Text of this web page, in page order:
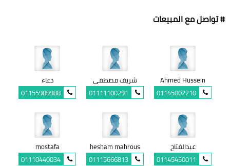
# تواصل مع المبيعات
Ahmed Hussein
01145002210
شريف مصطفى
01111100291
دعاء
01155989988
عبدالفتاح
01145450011
hesham mahrous
01115666813
mostafa
01110440034